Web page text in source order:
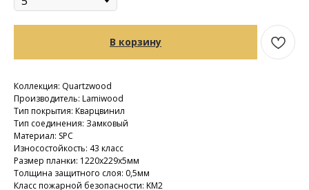
В корзину
Коллекция: Quartzwood
Производитель: Lamiwood
Тип покрытия: Кварцвинил
Тип соединения: Замковый
Материал: SPC
Износостойкость: 43 класс
Размер планки: 1220х229х5мм
Толщина защитного слоя: 0,5мм
Класс пожарной безопасности: KM2